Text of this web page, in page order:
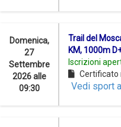
Domenica,
27
Settembre
2026 alle
09:30
Trail del
KM, 1000m
Iscrizioni
Certificato
Vedi sport